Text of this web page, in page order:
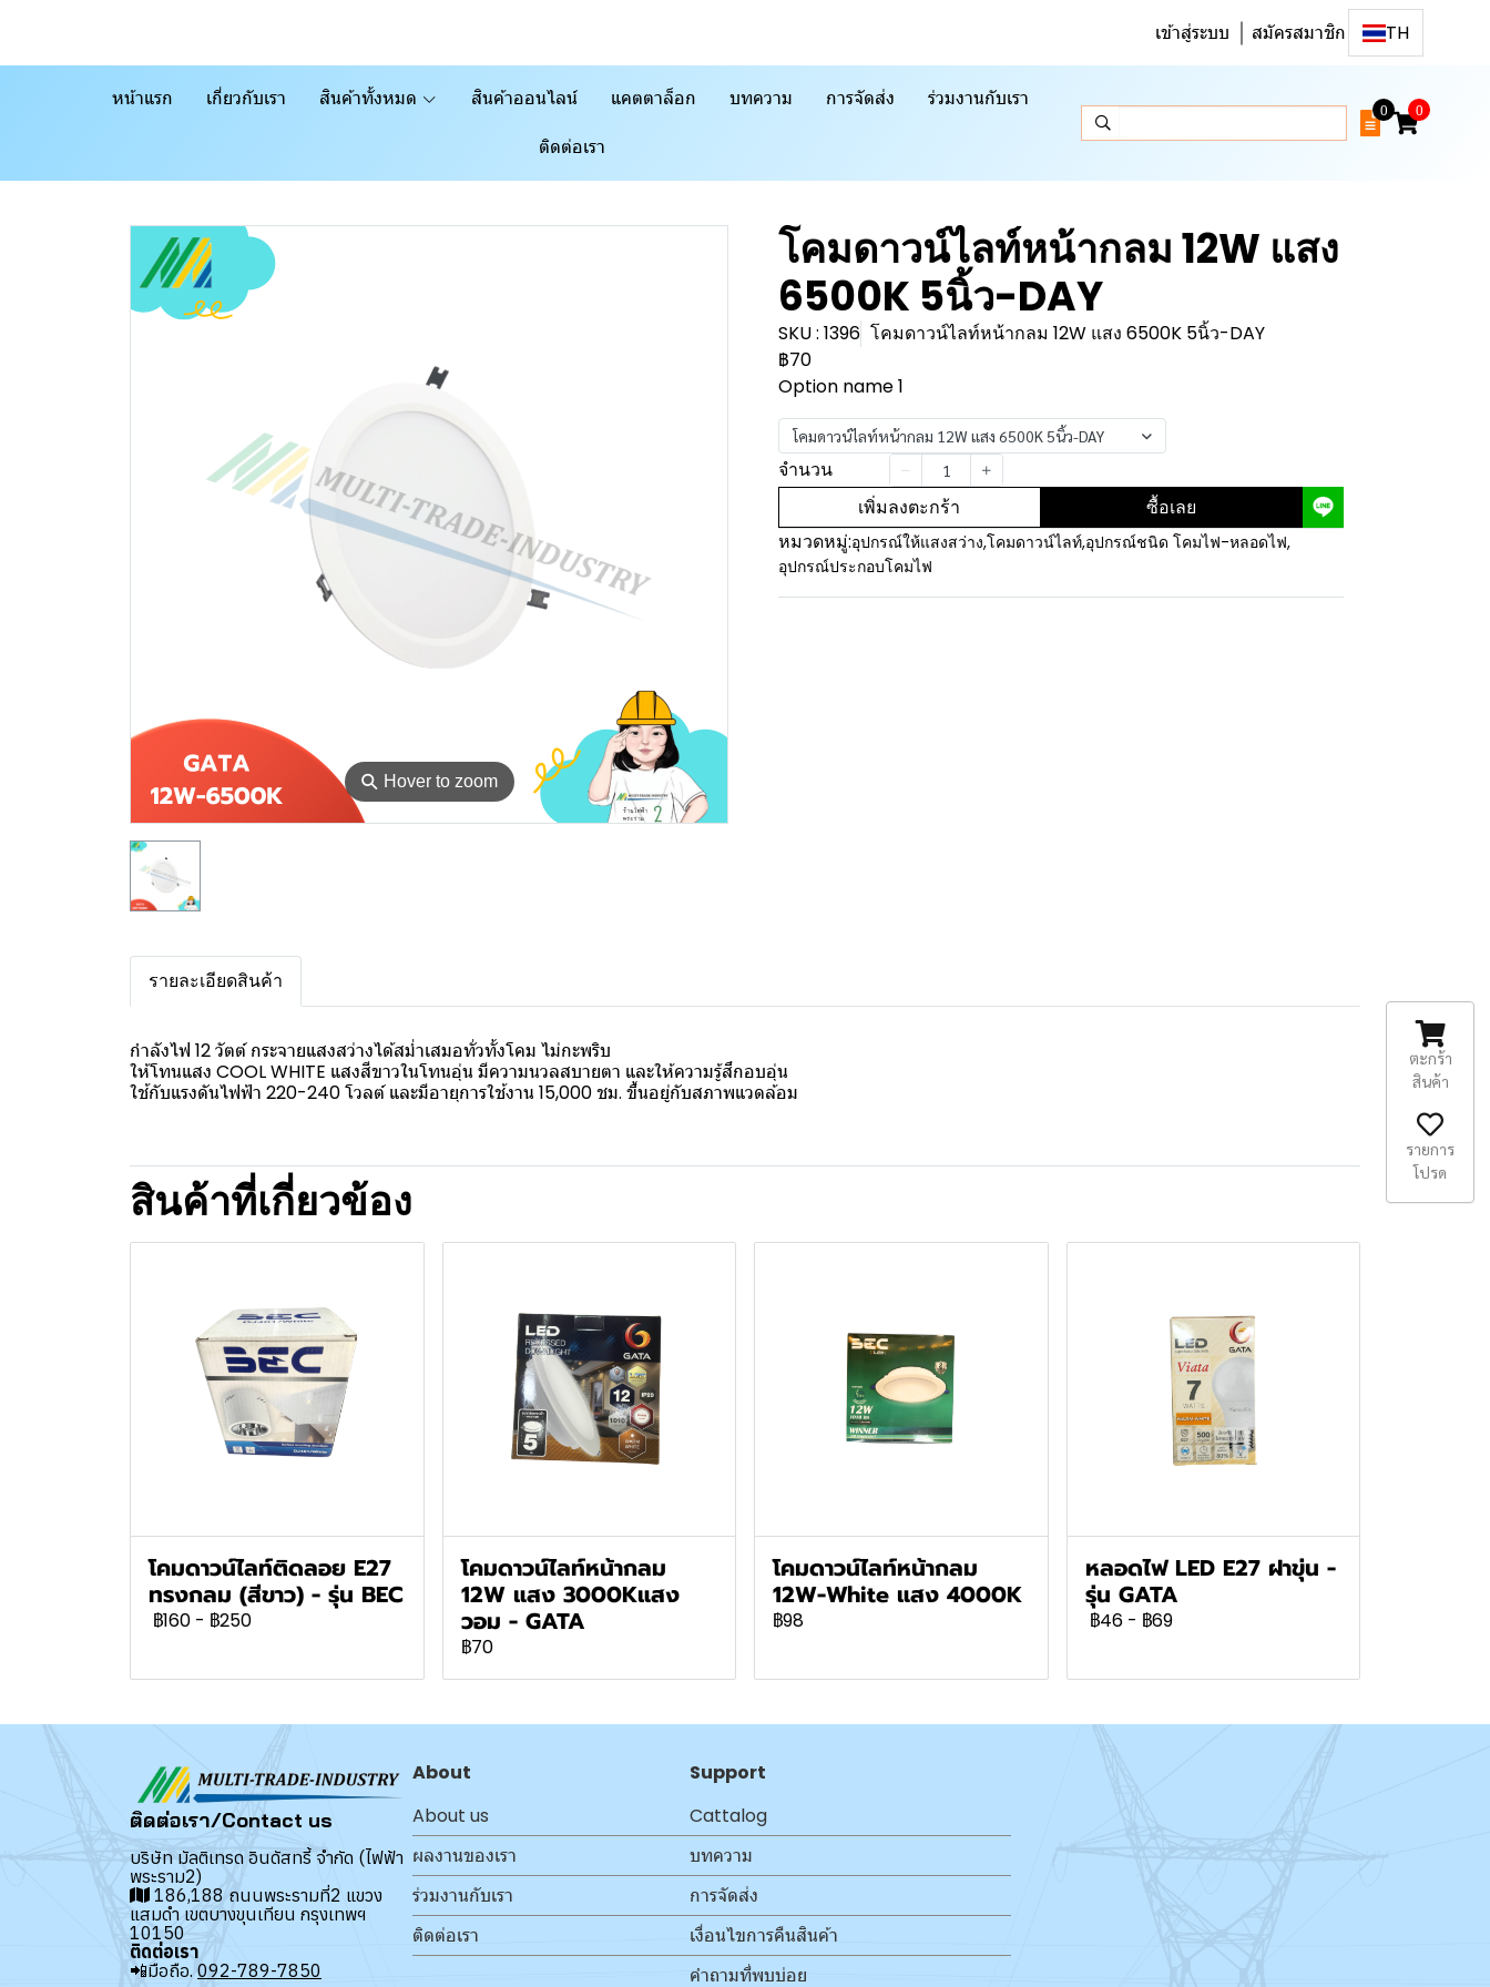
เข้าสู่ระบบ สมัครสมาชิก TH
หน้าแรก เกี่ยวกับเรา สินค้าทั้งหมด สินค้าออนไลน์ แคตตาล็อก บทความ การจัดส่ง ร่วมงานกับเรา
ติดต่อเรา
0 0
⚲ Hover to zoom
โคมดาวน์ไลท์หน้ากลม 12W แสง
6500K 5นิ้ว-DAY
SKU : 1396 โคมดาวน์ไลท์หน้ากลม 12W แสง 6500K 5นิ้ว-DAY
฿70
Option name 1
โคมดาวน์ไลท์หน้ากลม 12W แสง 6500K 5นิ้ว-DAY
จำนวน
เพิ่มลงตะกร้า ซื้อเลย
หมวดหมู่:อุปกรณ์ให้แสงสว่าง,โคมดาวน์ไลท์,อุปกรณ์ชนิด โคมไฟ-หลอดไฟ,
อุปกรณ์ประกอบโคมไฟ
รายละเอียดสินค้า
กำลังไฟ 12 วัตต์ กระจายแสงสว่างได้สม่ำเสมอทั่วทั้งโคม ไม่กะพริบ
ให้โทนแสง COOL WHITE แสงสีขาวในโทนอุ่น มีความนวลสบายตา และให้ความรู้สึกอบอุ่น
ใช้กับแรงดันไฟฟ้า 220-240 โวลต์ และมีอายุการใช้งาน 15,000 ชม. ขึ้นอยู่กับสภาพแวดล้อม
สินค้าที่เกี่ยวข้อง
โคมดาวน์ไลท์ติดลอย E27
ทรงกลม (สีขาว) - รุ่น BEC
฿160 - ฿250
โคมดาวน์ไลท์หน้ากลม
12W แสง 3000Kแสง
วอม - GATA
฿70
โคมดาวน์ไลท์หน้ากลม
12W-White แสง 4000K
฿98
หลอดไฟ LED E27 ฝาขุ่น -
รุ่น GATA
฿46 - ฿69
ติดต่อเรา/Contact us
บริษัท มัลติเทรด อินดัสทรี้ จำกัด (ไฟฟ้า
พระราม2)
186,188 ถนนพระรามที่2 แขวง
แสมดำ เขตบางขุนเทียน กรุงเทพฯ
10150
ติดต่อเรา
📲มือถือ. 092-789-7850
About
About us
ผลงานของเรา
ร่วมงานกับเรา
ติดต่อเรา
Support
Cattalog
บทความ
การจัดส่ง
เงื่อนไขการคืนสินค้า
คำถามที่พบบ่อย
ตะกร้า
สินค้า
รายการ
โปรด